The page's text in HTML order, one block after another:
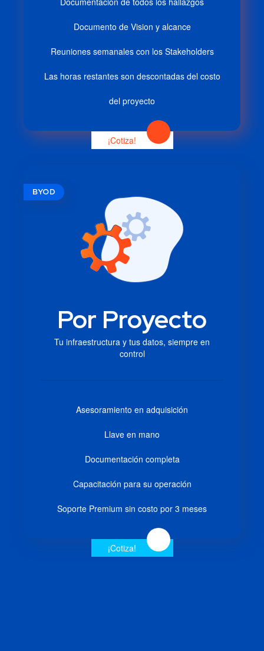
Documento de Vision y alcance
Reuniones semanales con los Stakeholders
Las horas restantes son descontadas del costo
del proyecto
¡Cotiza!
BYOD
Por Proyecto
Tu infraestructura y tus datos, siempre en
control
Asesoramiento en adquisición
Llave en mano
Documentación completa
Capacitación para su operación
Soporte Premium sin costo por 3 meses
¡Cotiza!